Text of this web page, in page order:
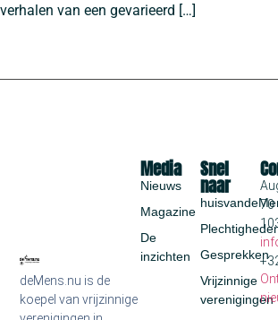
verhalen van een gevarieerd […]
deMens.nu is de
koepel van vrijzinnige
Snel
naar
Gesprekken
Vrijzinnige
verenigingen
Media
Nieuws
Magazine
De
inzichten
70